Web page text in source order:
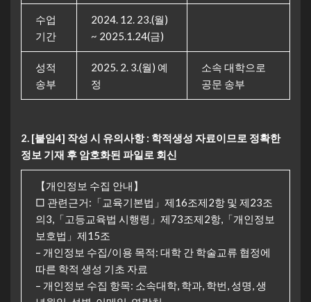
수업
기간
2024. 12. 23.(월)
~ 2025.1.24(금)
성적
송부
2025. 2. 3.(월) 예
정
소속 대학으로
공문 송부
2. [붙임4] 작성 시 유의사항 : 학적생성 자료이므로 정확한
정보 기재 후 암호화된 파일로 회신
【개인정보 수집 안내】
□ 관련근거:「교육기본법」제16조제2항 및 제23조
의3,「고등교육법 시행령」제73조제2항,「개인정보
보호법」제15조
– 개인정보 수집/이용 목적: 대학 간 학술교류 협정에
따른 학적 생성 기초 자료
– 개인정보 수집 항목: 소속대학, 학과, 학번, 성명, 생